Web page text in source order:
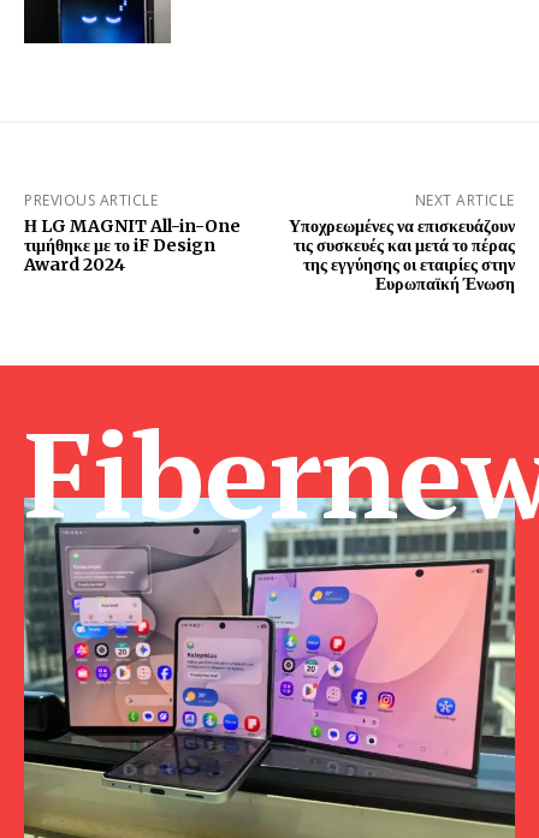
PREVIOUS ARTICLE
Η LG MAGNIT All-in-One
τιμήθηκε με το iF Design
Award 2024
NEXT ARTICLE
Υποχρεωμένες να επισκευάζουν
τις συσκευές και μετά το πέρας
της εγγύησης οι εταιρίες στην
Ευρωπαϊκή Ένωση